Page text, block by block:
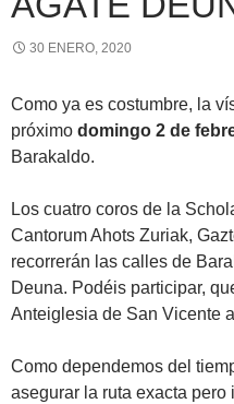
30 ENERO, 2020
Como ya es costumbre, la
próximo domingo 2 de
Barakaldo.
Los cuatro coros de la
Cantorum Ahots Zuriak,
recorrerán las calles de
Deuna. Podéis participar,
Anteiglesia de San Vicente
Como dependemos del
asegurar la ruta exacta pero